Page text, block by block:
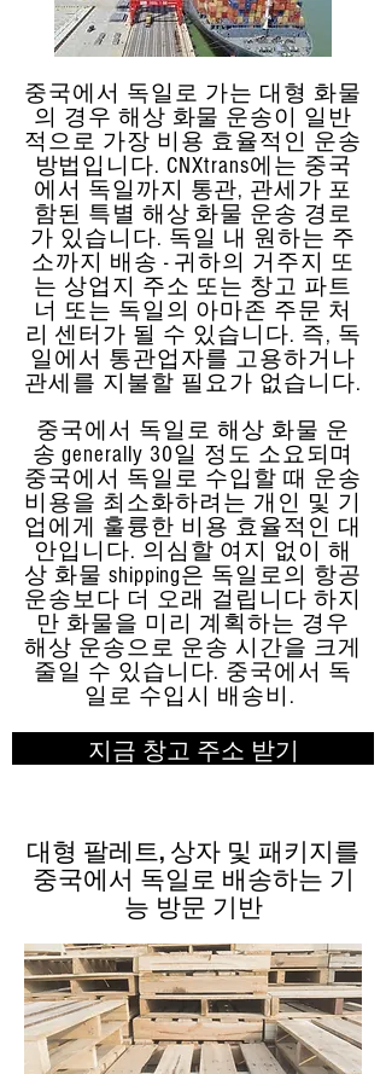
중국에서 독일로 가는 대형 화물
의 경우 해상 화물 운송이 일반
적으로 가장 비용 효율적인 운송
방법입니다. CNXtrans에는 중국
에서 독일까지 통관, 관세가 포
함된 특별 해상 화물 운송 경로
가 있습니다. 독일 내 원하는 주
소까지 배송 - 귀하의 거주지 또
는 상업지 주소 또는 창고 파트
너 또는 독일의 아마존 주문 처
리 센터가 될 수 있습니다. 즉, 독
일에서 통관업자를 고용하거나
관세를 지불할 필요가 없습니다.
중국에서 독일로 해상 화물 운
송 generally 30일 정도 소요되며
중국에서 독일로 수입할 때 운송
비용을 최소화하려는 개인 및 기
업에게 훌륭한 비용 효율적인 대
안입니다. 의심할 여지 없이 해
상 화물 shipping은 독일로의 항공
운송보다 더 오래 걸립니다 하지
만 화물을 미리 계획하는 경우
해상 운송으로 운송 시간을 크게
줄일 수 있습니다. 중국에서 독
일로 수입시 배송비.
지금 창고 주소 받기
대형 팔레트, 상자 및 패키지를
중국에서 독일로 배송하는 기
능 방문 기반